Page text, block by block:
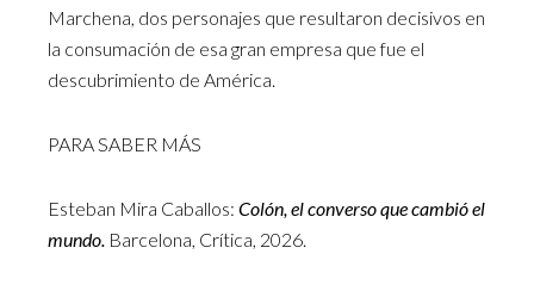
Marchena, dos personajes que resultaron decisivos en
la consumación de esa gran empresa que fue el
descubrimiento de América.
PARA SABER MÁS
Esteban Mira Caballos: Colón, el converso que cambió el
mundo. Barcelona, Crítica, 2026.